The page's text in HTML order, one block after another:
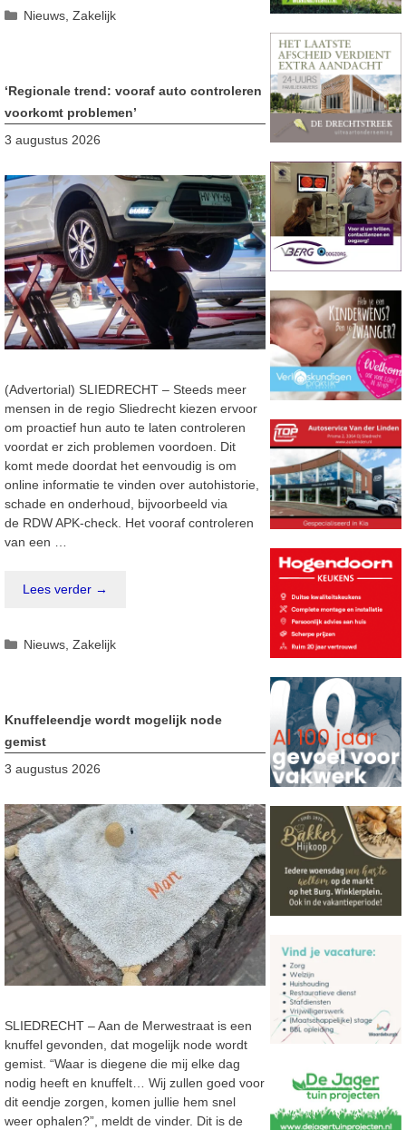
Categorieën
Nieuws,Zakelijk
‘Regionale trend: vooraf auto controleren
voorkomt problemen’
3 augustus 2026
(Advertorial) SLIEDRECHT – Steeds meer
mensen in de regio Sliedrecht kiezen ervoor
om proactief hun auto te laten controleren
voordat er zich problemen voordoen. Dit
komt mede doordat het eenvoudig is om
online informatie te vinden over autohistorie,
schade en onderhoud, bijvoorbeeld via
de RDW APK-check. Het vooraf controleren
van een …
Lees verder →
Categorieën
Nieuws ,Zakelijk
Knuffeleendje wordt mogelijk node
gemist
3 augustus 2026
SLIEDRECHT – Aan de Merwestraat is een
knuffel gevonden, dat mogelijk node wordt
gemist. “Waar is diegene die mij elke dag
nodig heeft en knuffelt… Wij zullen goed voor
dit eendje zorgen, komen jullie hem snel
weer ophalen?”, meldt de vinder. Dit is de